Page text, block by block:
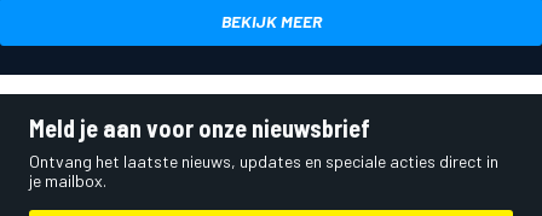
BEKIJK MEER
Meld je aan voor onze nieuwsbrief
Ontvang het laatste nieuws, updates en speciale acties direct in
je mailbox.